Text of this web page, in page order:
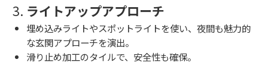
3. ライトアップアプローチ
埋め込みライトやスポットライトを使い、夜間も魅力的
な玄関アプローチを演出。
滑り止め加工のタイルで、安全性も確保。